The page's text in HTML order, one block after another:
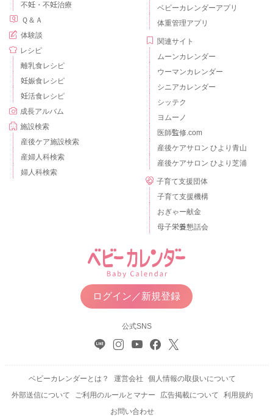
不妊・不妊治療
Ｑ＆Ａ
体験談
レシピ
離乳食レシピ
妊娠食レシピ
妊活食レシピ
成長アルバム
施設検索
産後ケア施設検索
産婦人科検索
婦人科検索
ベビーカレンダーアプリ
体重管理アプリ
関連サイト
ムーンカレンダー
ウーマンカレンダー
シニアカレンダー
シッテク
ヨムーノ
医師監修.com
産後ケアサロン ひより青山
産後ケアサロン ひより芝浦
子育て支援団体
子育て支援機構
おぎゃー献金
母子栄養懇話会
ログイン／新規登録
公式SNS
ベビーカレンダーとは？ 運営会社
個人情報の取扱いについて
外部送信について
ご利用のルールとマナー 広告掲載について
利用規約
お問い合わせ